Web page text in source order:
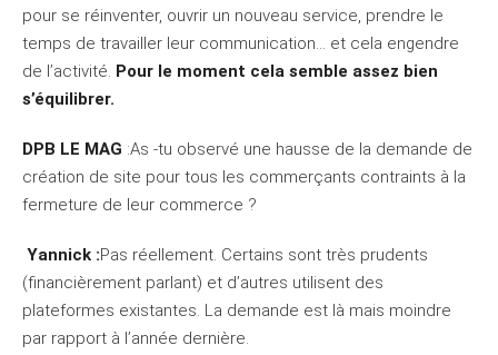
pour se réinventer, ouvrir un nouveau service, prendre le
temps de travailler leur communication… et cela engendre
de l’activité. Pour le moment cela semble assez bien
s’équilibrer.
DPB LE MAG :As -tu observé une hausse de la demande de
création de site pour tous les commerçants contraints à la
fermeture de leur commerce ?
Yannick :Pas réellement. Certains sont très prudents
(financièrement parlant) et d’autres utilisent des
plateformes existantes. La demande est là mais moindre
par rapport à l’année dernière.